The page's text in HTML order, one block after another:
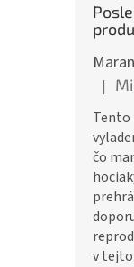
|
Tento
čo
v tejto